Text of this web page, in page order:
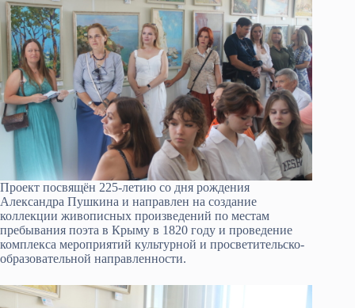
Проект посвящён 225-летию со дня рождения
Александра Пушкина и направлен на создание
коллекции живописных произведений по местам
пребывания поэта в Крыму в 1820 году и проведение
комплекса мероприятий культурной и просветительско-
образовательной направленности.